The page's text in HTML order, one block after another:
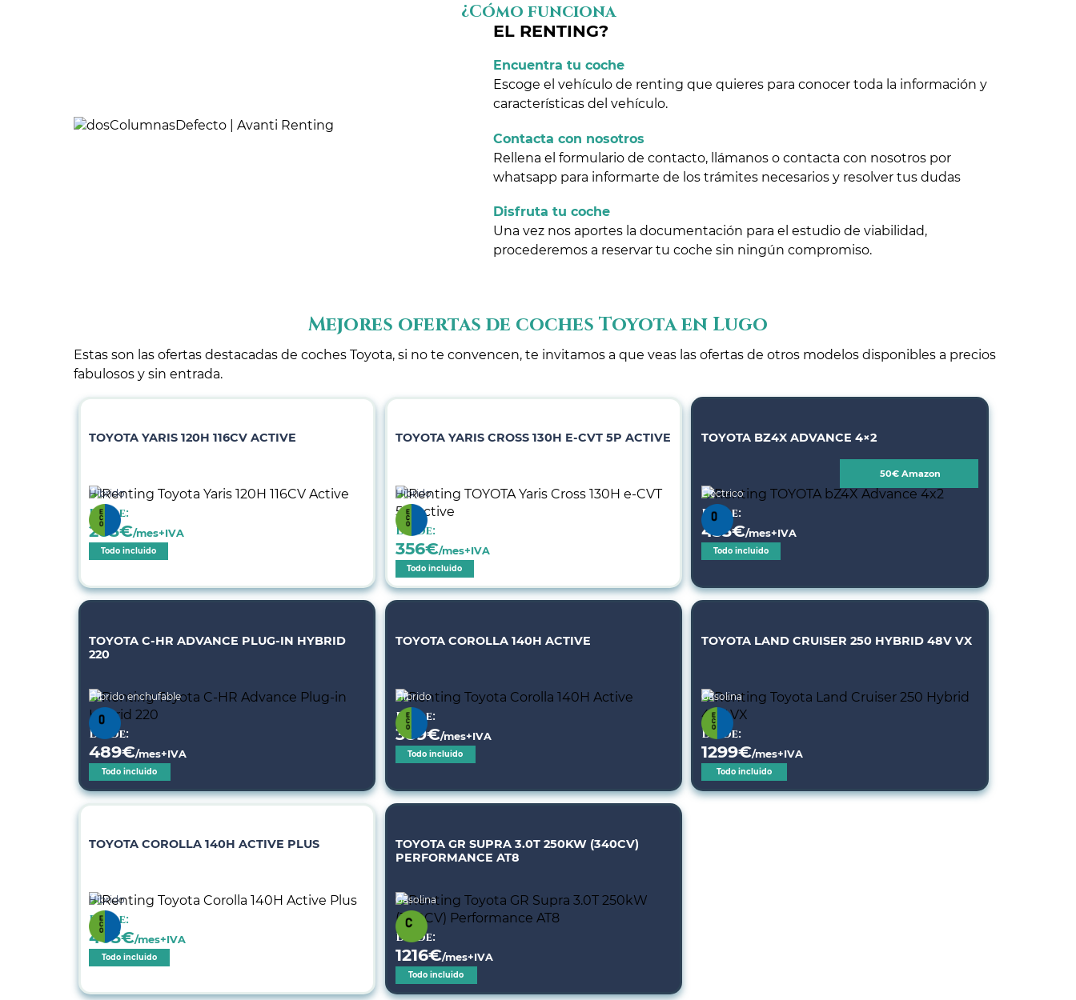
¿Cómo funciona
EL RENTING?
Encuentra tu coche
Escoge el vehículo de renting que quieres para conocer toda la información y
características del vehículo.
Contacta con nosotros
Rellena el formulario de contacto, llámanos o contacta con nosotros por
whatsapp para informarte de los trámites necesarios y resolver tus dudas
Disfruta tu coche
Una vez nos aportes la documentación para el estudio de viabilidad,
procederemos a reservar tu coche sin ningún compromiso.
Mejores ofertas de coches Toyota en Lugo
Estas son las ofertas destacadas de coches Toyota, si no te convencen, te invitamos a que veas las ofertas de otros modelos disponibles a precios
fabulosos y sin entrada.
TOYOTA YARIS 120H 116CV ACTIVE
Híbrido
Desde:
283€/mes+IVA
Todo incluido
TOYOTA YARIS CROSS 130H E-CVT 5P ACTIVE
Híbrido
Desde:
356€/mes+IVA
Todo incluido
TOYOTA BZ4X ADVANCE 4×2
Eléctrico
50€ Amazon
Desde:
433€/mes+IVA
Todo incluido
TOYOTA C-HR ADVANCE PLUG-IN HYBRID
220
Híbrido enchufable
Desde:
489€/mes+IVA
Todo incluido
TOYOTA COROLLA 140H ACTIVE
Híbrido
Desde:
389€/mes+IVA
Todo incluido
TOYOTA LAND CRUISER 250 HYBRID 48V VX
Gasolina
Desde:
1299€/mes+IVA
Todo incluido
TOYOTA COROLLA 140H ACTIVE PLUS
Híbrido
Desde:
403€/mes+IVA
Todo incluido
TOYOTA GR SUPRA 3.0T 250KW (340CV)
PERFORMANCE AT8
Gasolina
Desde:
1216€/mes+IVA
Todo incluido